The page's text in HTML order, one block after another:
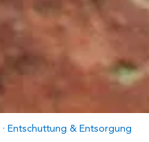
· Entschuttung & Entsorgung